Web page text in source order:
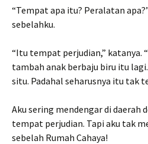
“Tempat apa itu? Peralatan
sebelahku.
“Itu tempat perjudian,” katanya.
tambah anak berbaju biru itu
situ. Padahal seharusnya itu tak
Aku sering mendengar di daerah
tempat perjudian. Tapi aku tak
sebelah Rumah Cahaya!